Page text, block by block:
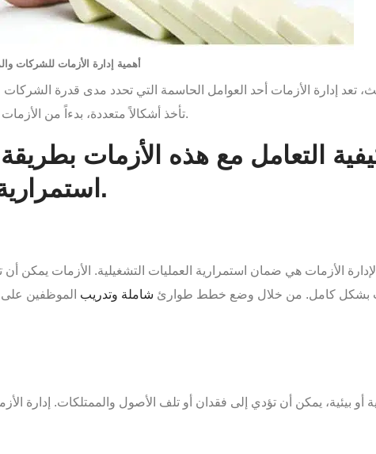
أهمية إدارة الأزمات للشركات
تعد إدارة الأزمات أحد العوامل الحاسمة التي تحدد مدى قدرة
تأخذ أشكالاً متعددة، بدءاً من الأزمات المالية ومروراً بالتهديدات الأمنية، وصولاً إلى الكوارث الطبيعية والأزمات الصحية.
التعامل مع هذه الأزمات
استمرارية الأعمال وحمايتها من الأضرار المحتملة.
لإدارة الأزمات هي ضمان استمرارية العمليات التشغيلية. الأزمات يمكن
بشكل كامل. من خلال وضع خطط طوارئ شاملة وتدريب الموظفين على
أو بيئية، يمكن أن تؤدي إلى فقدان أو تلف الأصول والممتلكات. إدارة